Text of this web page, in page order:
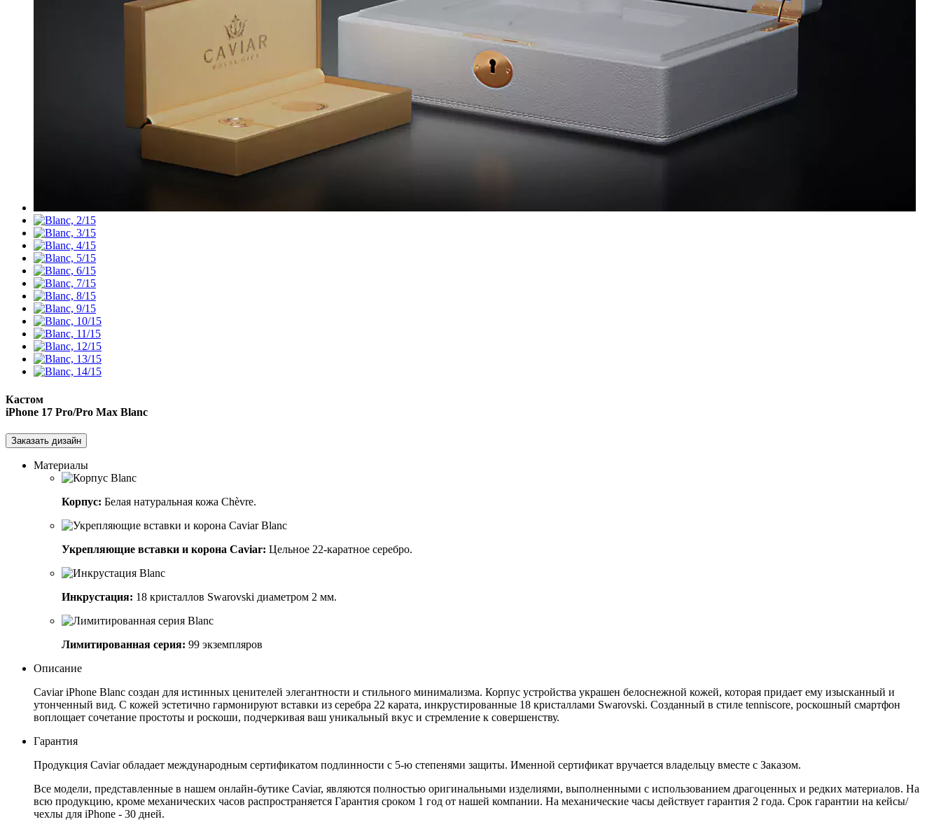
Кастом
iPhone 17 Pro/Pro Max Blanc
Заказать дизайн
Материалы
Корпус: Белая натуральная кожа Chèvre.
Укрепляющие вставки и корона Caviar: Цельное 22-каратное серебро.
Инкрустация: 18 кристаллов Swarovski диаметром 2 мм.
Лимитированная серия: 99 экземпляров
Описание
Caviar iPhone Blanc создан для истинных ценителей элегантности и стильного минимализма. Корпус устройства украшен белоснежной кожей, которая придает ему изысканный и
утонченный вид. С кожей эстетично гармонируют вставки из серебра 22 карата, инкрустированные 18 кристаллами Swarovski. Созданный в стиле tenniscore, роскошный смартфон
воплощает сочетание простоты и роскоши, подчеркивая ваш уникальный вкус и стремление к совершенству.
Гарантия
Продукция Caviar обладает международным сертификатом подлинности с 5-ю степенями защиты. Именной сертификат вручается владельцу вместе с Заказом.
Все модели, представленные в нашем онлайн-бутике Caviar, являются полностью оригинальными изделиями, выполненными с использованием драгоценных и редких материалов. На
всю продукцию, кроме механических часов распространяется Гарантия сроком 1 год от нашей компании. На механические часы действует гарантия 2 года. Срок гарантии на кейсы/
чехлы для iPhone - 30 дней.